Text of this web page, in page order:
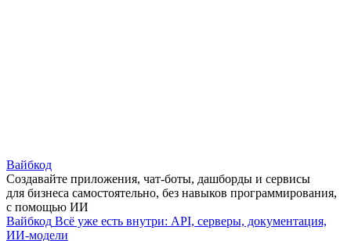
Вайбкод
Создавайте приложения, чат-боты, дашборды и сервисы
для бизнеса самостоятельно, без навыков программирования,
с помощью ИИ
Вайбкод Всё уже есть внутри: API, серверы, документация,
ИИ-модели